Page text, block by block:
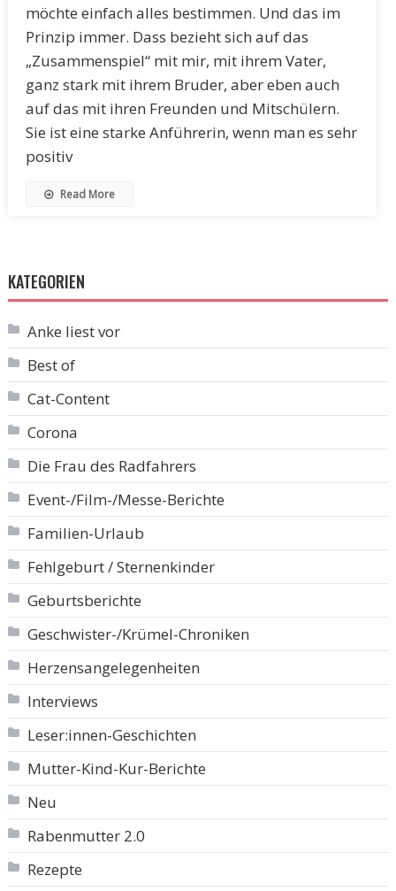
möchte einfach alles bestimmen. Und das im
Prinzip immer. Dass bezieht sich auf das
„Zusammenspiel“ mit mir, mit ihrem Vater,
ganz stark mit ihrem Bruder, aber eben auch
auf das mit ihren Freunden und Mitschülern.
Sie ist eine starke Anführerin, wenn man es sehr
positiv
Read More
KATEGORIEN
Anke liest vor
Best of
Cat-Content
Corona
Die Frau des Radfahrers
Event-/Film-/Messe-Berichte
Familien-Urlaub
Fehlgeburt / Sternenkinder
Geburtsberichte
Geschwister-/Krümel-Chroniken
Herzensangelegenheiten
Interviews
Leser:innen-Geschichten
Mutter-Kind-Kur-Berichte
Neu
Rabenmutter 2.0
Rezepte